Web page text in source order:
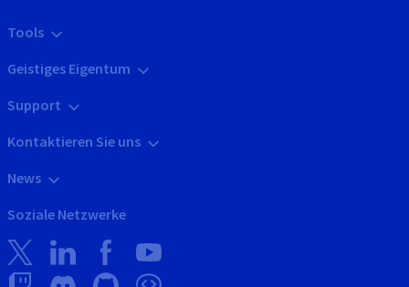
Tools
Geistiges Eigentum
Support
Kontaktieren Sie uns
News
Soziale Netzwerke